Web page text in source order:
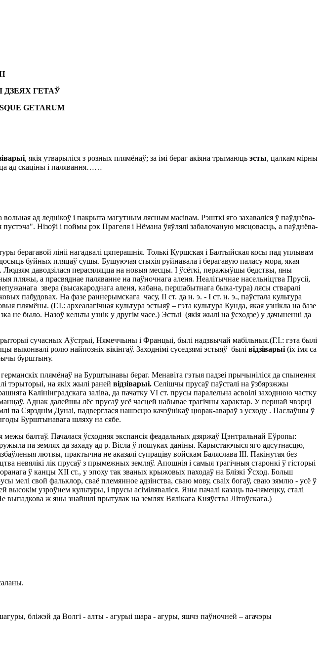
ДЗЕЯХ ГЕТАЎ
GETARUM
, якія утварыліся з розных плямёнаў; за імі бераг акіяна трымаюць эсты, цалкам мірны
ад скаціны і палявання……
ад леднікоў і пакрыта магутным лясным масівам. Рэшткі яго захаваліся ў паўднёва-
Нізоўі і поймы рэк Прагеля і Нёмана ўяўлялі забалочаную мясцовасць, а паўднёва-
лініі нагадвалі цяперашнія. Толькі Куршская і Балтыйская косы пад уплывам
буйных пляцаў сушы. Бушуючая стыхія руйнавала і берагавую паласу мора, якая
Людзям даводзілася перасяляцца на новыя месцы. І ўсёткі, перажыўшы бедствы, яны
пляжы, а прасвяднае паляванне на паўночнага аленя. Неалітычнае насельніцтва Прусіі,
звера (высакароднага аленя, кабана, першабытнага быка-тура) лясы стваралі
пабудовах. На фазе раннерымскага часу, II ст. да н. э. - I ст. н. э., паўстала культура
плямёны. (Г.І.: археалагічная культура эстыяў – гэта культура Кунда, якая узнікла на базе
не было. Назоў кельты узнік у другім часе.) Эстыі (якія жылі на ўсходзе) у дачыненні да
сучасных Аўстрыі, Нямеччыны і Францыі, былі надзвычай мабільныя.(Г.І.: гэта былі
ролю найпозніх вікінгаў. Заходнімі суседзямі эстыяў былі відзіварыі (іх імя са
бурштыну.
плямёнаў на Бурштынавы бераг. Менавіта гэтыя падзеі прычыніліся да спынення
тэрыторыі, на якіх жылі раней відзіварыі. Селішчы прусаў паўсталі на ўзбярэжжы
Калінінградскага заліва, да пачатку VI ст. прусы паралельна асвоілі заходнюю частку
Аднак далейшы лёс прусаў усё часцей набывае трагічны характар. У першай чвэрці
па Сярэднім Дунаі, падверглася нашэсцю качэўнікаў цюрак-авараў з усходу . Паслаўшы ў
Бурштынавага шляху на сябе.
межы балтаў. Пачалася ўсходняя экспансія феадальных дзяржаў Цэнтральнай Еўропы:
па землях да захаду ад р. Вісла ў пошуках даніны. Карыстаючыся яго адсутнасцю,
лютвы, практычна не аказалі супраціву войскам Баляслава III. Пакінутая без
невялікі лік прусаў з прымежных земляў. Апошнія і самыя трагічныя старонкі ў гісторыі
ў канцы XII ст., у эпоху так званых крыжовых паходаў на Блізкі Ўсход. Больш
мелі свой фальклор, сваё племянное адзінства, сваю мову, сваіх богаў, сваю зямлю - усё ў
высокім узроўнем культуры, і прусы асіміляваліся. Яны пачалі казаць па-нямецку, сталі
выпадкова ж яны знайшлі прытулак на землях Вялікага Княўства Літоўскага.)
бліжэй да Волгі - алты - агурыі шара - агуры, яшчэ паўночней – агачэры